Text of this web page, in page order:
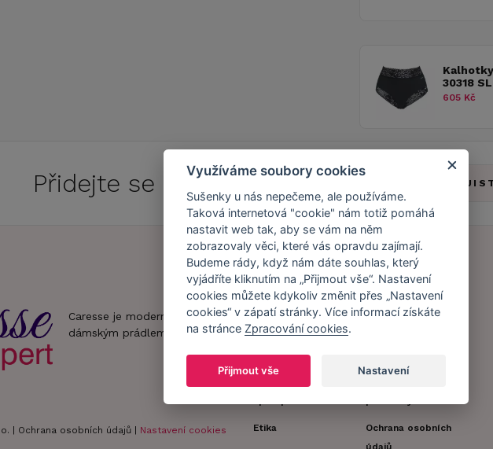
Kalhotky
30318
605 Kč
Přidejte se doCaresse Clubu!
Caresse je moderní obchod s
dámským prádlem.
| Ochrana osobních údajů Nastavení cookies
Náš příběh
Náš tým
Caresse v
médiích
Naši partneři a
Etika
Zákaznický účet
Registrace
Ochrana osobních
údajů
Využíváme soubory cookies
Sušenky u nás nepečeme, ale používáme.
Taková internetová "cookie" nám totiž pomáhá
nastavit web tak, aby se vám na něm
zobrazovaly věci, které vás opravdu zajímají.
Budeme rády, když nám dáte souhlas, který
vyjádříte kliknutím na „Přijmout vše“. Nastavení
cookies můžete kdykoliv změnit přes „Nastavení
cookies“ v zápatí stránky. Více informací získáte
na stránce Zpracování cookies.
Přijmout vše Nastavení